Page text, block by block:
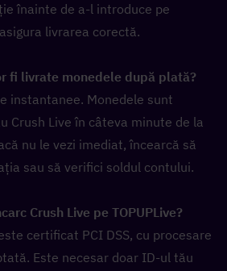
înainte de a-l introduce pe
livrarea corectă.
fi livrate monedele după plată?
instantanee. Monedele sunt
Crush Live în câteva minute de la
nu le vezi imediat, încearcă să
sau să verifici soldul contului.
Crush Live pe TOPUPLive?
certificat PCI DSS, cu procesare
Este necesar doar ID-ul tău